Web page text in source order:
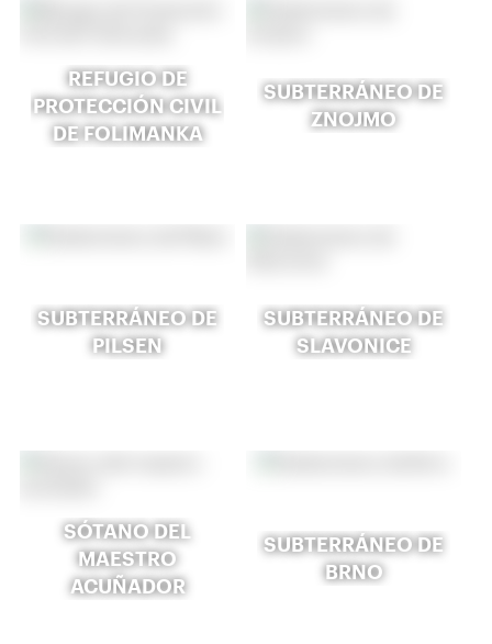
REFUGIO DE
PROTECCIÓN CIVIL
DE FOLIMANKA
SUBTERRÁNEO DE
ZNOJMO
SUBTERRÁNEO DE
PILSEN
SUBTERRÁNEO DE
SLAVONICE
SÓTANO DEL
MAESTRO
ACUÑADOR
SUBTERRÁNEO DE
BRNO